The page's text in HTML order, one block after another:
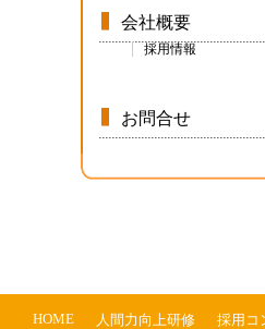
会社概要
採用情報
お問合せ
HOME 人間力向上研修
採用コ